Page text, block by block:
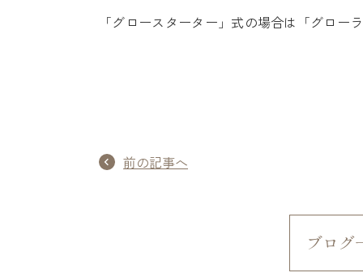
「グロースターター」式の場合は「グロー
前の記事へ
ブログ